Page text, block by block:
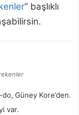
” başlıklı
Güney Kore’den.
var.